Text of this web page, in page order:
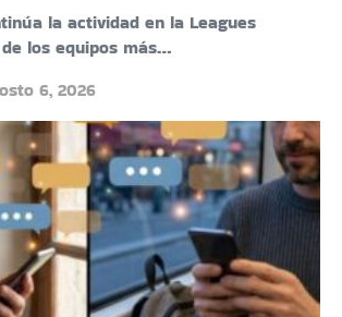
la actividad en la Leagues
los equipos más…
6, 2026